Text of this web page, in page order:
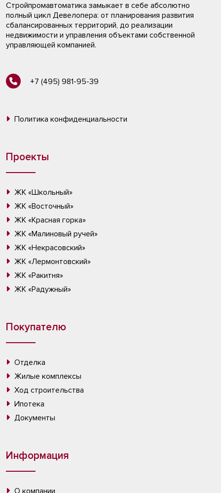
Стройпромавтоматика замыкает в себе абсолютно
полный цикл Девелопера: от планирования развития
сбалансированных территорий, до реализации
недвижимости и управления объектами собственной
управляющей компанией.
+7 (495) 981-95-39
Политика конфиденциальности
Проекты
ЖК «Школьный»
ЖК «Восточный»
ЖК «Красная горка»
ЖК «Малиновый ручей»
ЖК «Некрасовский»
ЖК «Лермонтовский»
ЖК «Ракитня»
ЖК «Радужный»
Покупателю
Отделка
Жилые комплексы
Ход строительства
Ипотека
Документы
Информация
О компании